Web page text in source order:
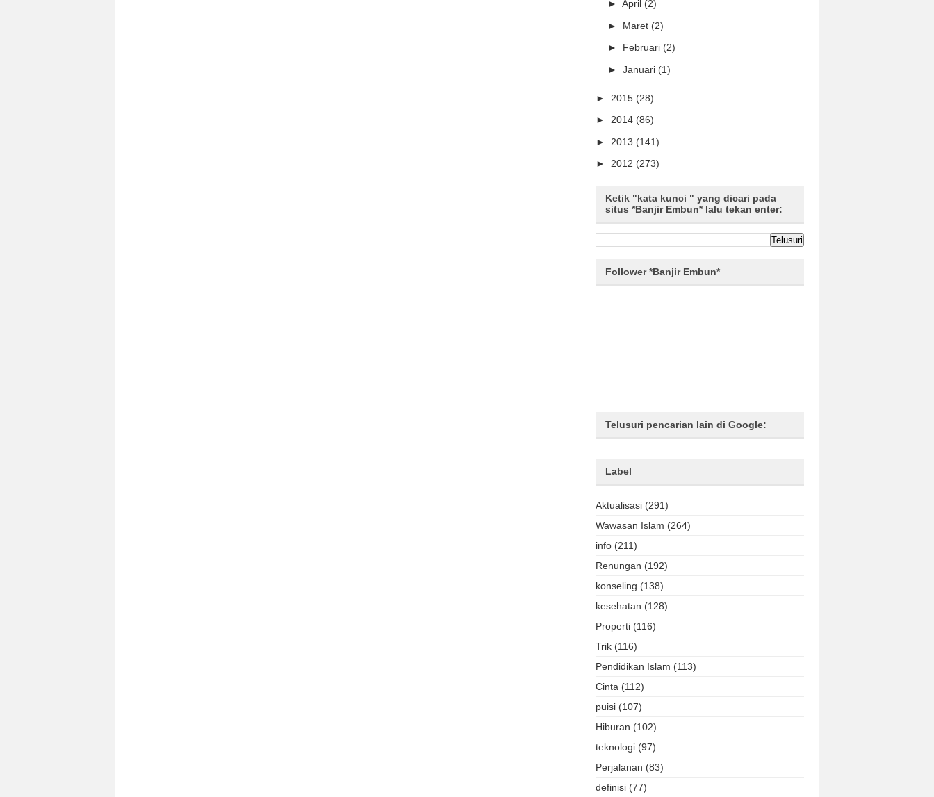
► April (2)
► Maret (2)
► Februari (2)
► Januari (1)
► 2015 (28)
► 2014 (86)
► 2013 (141)
► 2012 (273)
Ketik "kata kunci " yang dicari pada
situs *Banjir Embun* lalu tekan enter:
Follower *Banjir Embun*
Telusuri pencarian lain di Google:
Label
Aktualisasi (291)
Wawasan Islam (264)
info (211)
Renungan (192)
konseling (138)
kesehatan (128)
Properti (116)
Trik (116)
Pendidikan Islam (113)
Cinta (112)
puisi (107)
Hiburan (102)
teknologi (97)
Perjalanan (83)
definisi (77)